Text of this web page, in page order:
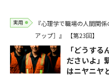
実用
『心理学で職場の人間関
アップ］』
【第23回】
「どうす
ださいよ」
はニヤニヤ